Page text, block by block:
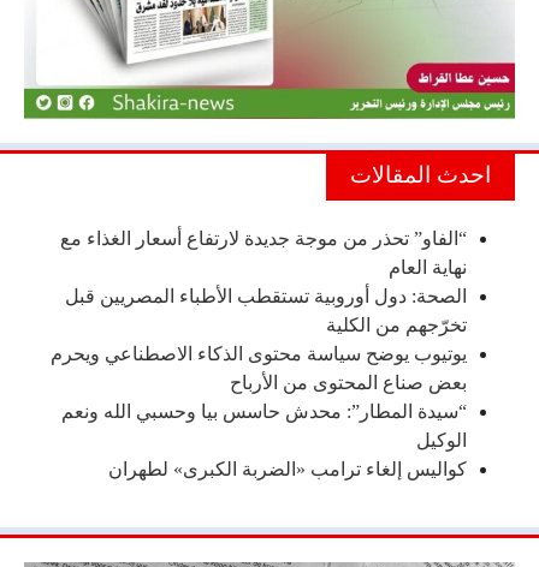
احدث المقالات
“الفاو” تحذر من موجة جديدة لارتفاع أسعار الغذاء مع
نهاية العام
الصحة: دول أوروبية تستقطب الأطباء المصريين قبل
تخرّجهم من الكلية
يوتيوب يوضح سياسة محتوى الذكاء الاصطناعي ويحرم
بعض صناع المحتوى من الأرباح
“سيدة المطار”: محدش حاسس بيا وحسبي الله ونعم
الوكيل
كواليس إلغاء ترامب «الضربة الكبرى» لطهران